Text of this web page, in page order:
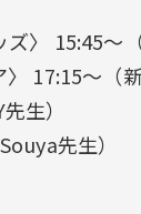
〉 15:45〜
17:15〜（
生）
先生）